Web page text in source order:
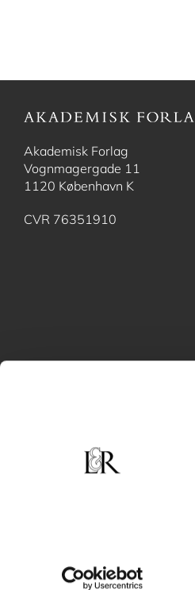
Akademisk Forlag
Vognmagergade 11
1120 København K
CVR 76351910
Subfooter
Handelsbetingelser Cookiepolitik